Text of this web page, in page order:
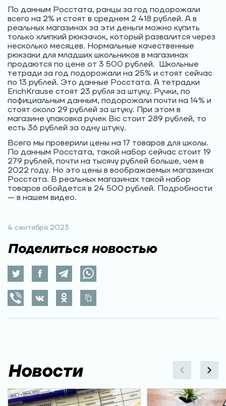
По данным Росстата, ранцы за год подорожали
всего на 2% и стоят в среднем 2 418 рублей. А в
реальных магазинах за эти деньги можно купить
только хлипкий рюкзачок, который развалится через
несколько месяцев. Нормальные качественные
рюкзаки для младших школьников в магазинах
продаются по цене от 3 500 рублей. Школьные
тетради за год подорожали на 25% и стоят сейчас
по 13 рублей. Это данные Росстата. А тетрадки
ErichKrause стоят 23 рубля за штуку. Ручки, по
пофициальным данным, подорожали почти на 14% и
стоят около 29 рублей за штуку. При этом в
магазине упаковка ручек Bic стоит 289 рублей, то
есть 36 рублей за одну штуку.
Всего мы проверили цены на 17 товаров для школы.
По данным Росстата, такой набор сейчас стоит 19
279 рублей, почти на тысячу рублей больше, чем в
2022 году. Но это цены в воображаемых магазинах
Росстата. В реальных магазинах такой набор
товаров обойдется в 24 500 рублей. Подробности
— в нашем видео.
4 сентября 2023
Поделиться новостью
Новости